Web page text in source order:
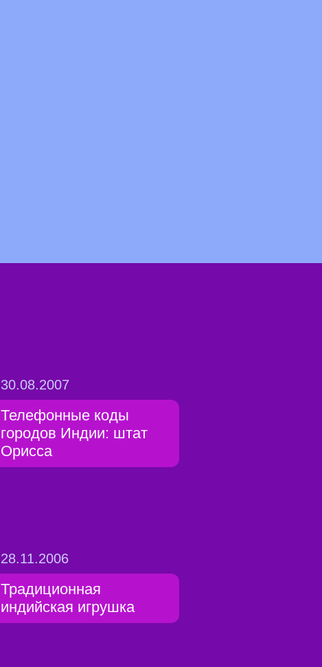
30.08.2007
Телефонные коды
городов Индии: штат
Орисса
28.11.2006
Традиционная
индийская игрушка